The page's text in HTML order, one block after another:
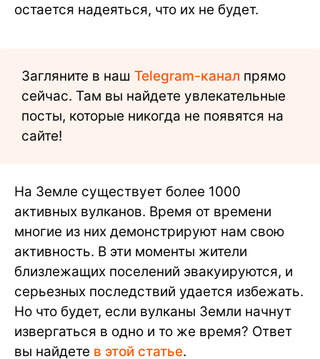
остается надеяться, что их не будет.
Загляните в наш Telegram-канал прямо
сейчас. Там вы найдете увлекательные
посты, которые никогда не появятся на
сайте!
На Земле существует более 1000
активных вулканов. Время от времени
многие из них демонстрируют нам свою
активность. В эти моменты жители
близлежащих поселений эвакуируются, и
серьезных последствий удается избежать.
Но что будет, если вулканы Земли начнут
извергаться в одно и то же время? Ответ
вы найдете в этой статье.